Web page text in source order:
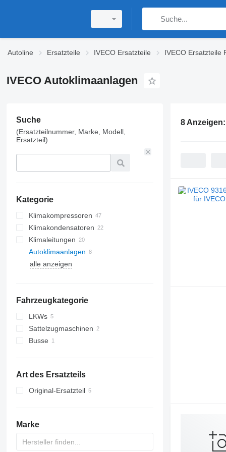
Autoline Ersatzteile IVECO Ersatzteile IVECO Ersatzteile
IVECO Autoklimaanlagen
Suche
(Ersatzteilnummer, Marke, Modell,
Ersatzteil)
Kategorie
Klimakompressoren
Klimakondensatoren
Klimaleitungen
Autoklimaanlagen
alle anzeigen
Fahrzeugkategorie
LKWs
Sattelzugmaschinen
Busse
Art des Ersatzteils
Original-Ersatzteil
Marke
8 Anzeigen: